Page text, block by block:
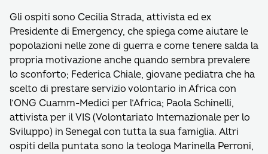
Gli ospiti sono Cecilia Strada, attivista ed ex
Presidente di Emergency, che spiega come aiutare le
popolazioni nelle zone di guerra e come tenere salda la
propria motivazione anche quando sembra prevalere
lo sconforto; Federica Chiale, giovane pediatra che ha
scelto di prestare servizio volontario in Africa con
l’ONG Cuamm-Medici per l’Africa; Paola Schinelli,
attivista per il VIS (Volontariato Internazionale per lo
Sviluppo) in Senegal con tutta la sua famiglia. Altri
ospiti della puntata sono la teologa Marinella Perroni,